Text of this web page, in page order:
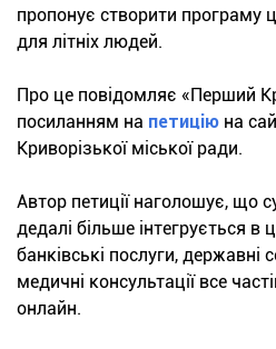
пропонує створити програму
для літніх людей.
Про це повідомляє «Перший
посиланням на петицію на
Криворізької міської ради.
Автор петиції наголошує, що
дедалі більше інтегрується
банківські послуги, державні
медичні консультації все
онлайн.